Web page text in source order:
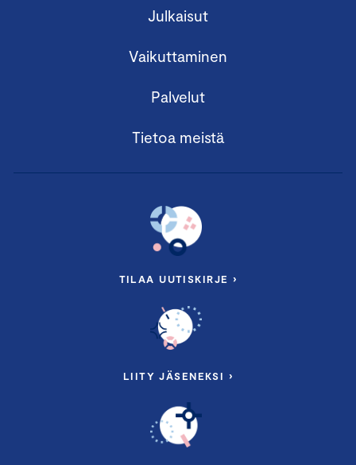
Julkaisut
Vaikuttaminen
Palvelut
Tietoa meistä
TILAA UUTISKIRJE ›
LIITY JÄSENEKSI ›